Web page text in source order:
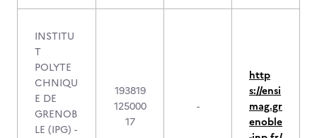
INSTITU
T
POLYTE
CHNIQU
E DE
GRENOB
LE (IPG) -
193819
125000
17
-
http
s://ensi
mag.gr
enoble